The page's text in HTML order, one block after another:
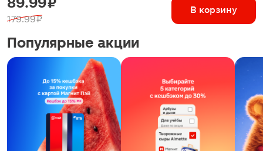
179.99 ₽
В корзину
Популярные акции